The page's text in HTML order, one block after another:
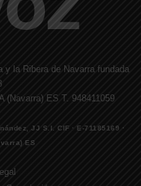
y la Ribera de Navarra fundada
(Navarra) ES T. 948411059
JJ S.I. CIF · E-71185169 ·
ES